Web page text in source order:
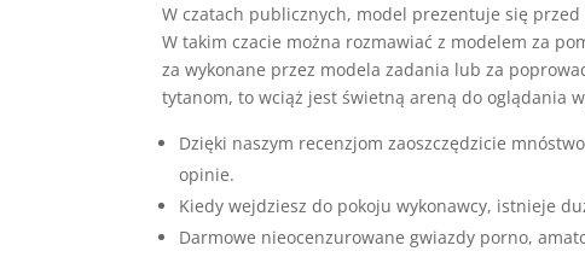
W czatach publicznych, model prezentuje się
W takim czacie można rozmawiać z modelem za
za wykonane przez modela zadania lub za
tytanom, to wciąż jest świetną areną do oglądania
Dzięki naszym recenzjom zaoszczędzicie
opinie.
Kiedy wejdziesz do pokoju wykonawcy, istnieje
Darmowe nieocenzurowane gwiazdy porno,